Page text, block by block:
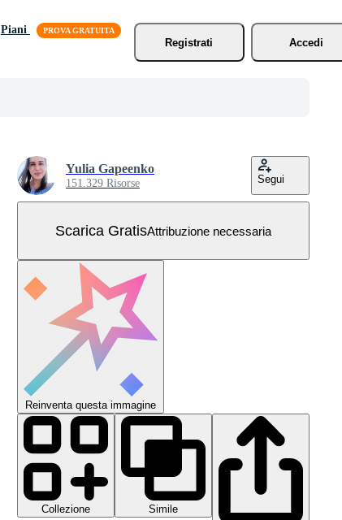
Piani
Registrati
Accedi
Yulia Gapeenko
151.329 Risorse Segui
Scarica GratisAttribuzione necessaria
Reinventa questa immagine
Collezione
Simile